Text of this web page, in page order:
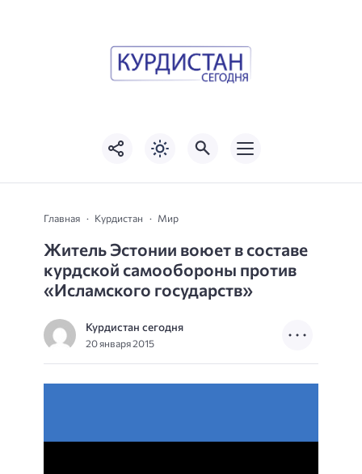
Главная Курдистан Мир
Житель Эстонии воюет в составе
курдской самообороны против
«Исламского государств»
Курдистан сегодня
20 января 2015